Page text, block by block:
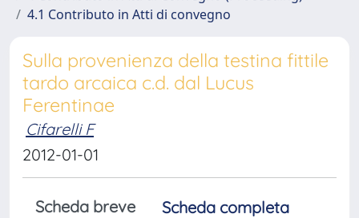
4.1 Contributo in Atti di convegno
Sulla provenienza della testina fittile
tardo arcaica c.d. dal Lucus
Ferentinae
Cifarelli F
2012-01-01
Scheda breve
Scheda completa